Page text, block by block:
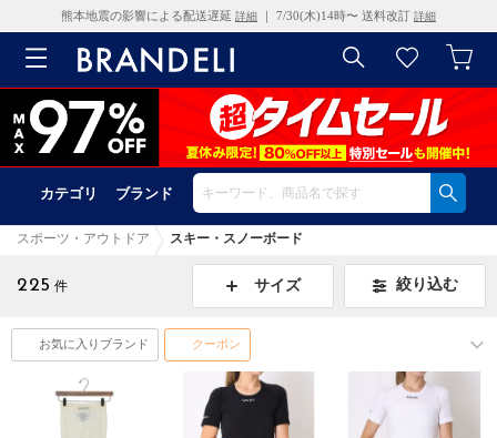
熊本地震の影響による配送遅延 詳細 ｜ 7/30(木)14時〜 送料改訂 詳細
カテゴリ ブランド
スポーツ・アウトドア スキー・スノーボード
225 件 サイズ 絞り込む
お気に入りブランド クーポン